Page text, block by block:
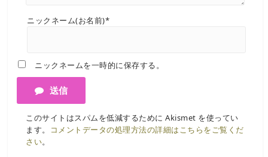
ニックネーム(お名前)*
ニックネームを一時的に保存する。
送信
このサイトはスパムを低減するために Akismet を使ってい
ます。
コメントデータの処理方法の詳細はこちらをご覧くだ
さい。